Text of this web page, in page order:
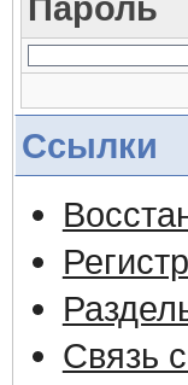
Ссылки
Связь